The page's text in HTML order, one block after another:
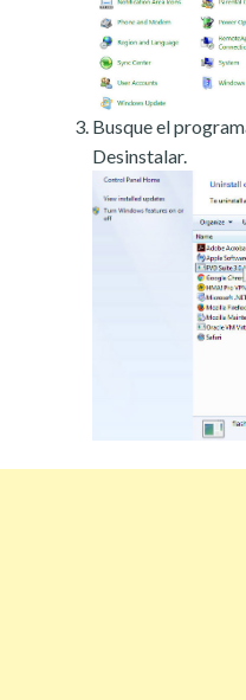
Busque el
Desinstalar.